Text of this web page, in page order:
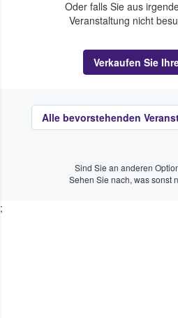
Oder falls Sie aus
Veranstaltung nicht
Verkaufen Sie
Alle bevorstehenden
Sind Sie an anderen
Sehen Sie nach, was sonst
;